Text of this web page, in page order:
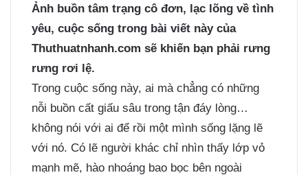
Ảnh buồn tâm trạng cô đơn, lạc lõng về tình
yêu, cuộc sống trong bài viết này của
Thuthuatnhanh.com sẽ khiến bạn phải rưng
rưng rơi lệ.
Trong cuộc sống này, ai mà chẳng có những
nỗi buồn cất giấu sâu trong tận đáy lòng…
không nói với ai để rồi một mình sống lặng lẽ
với nó. Có lẽ người khác chỉ nhìn thấy lớp vỏ
mạnh mẽ, hào nhoáng bao bọc bên ngoài